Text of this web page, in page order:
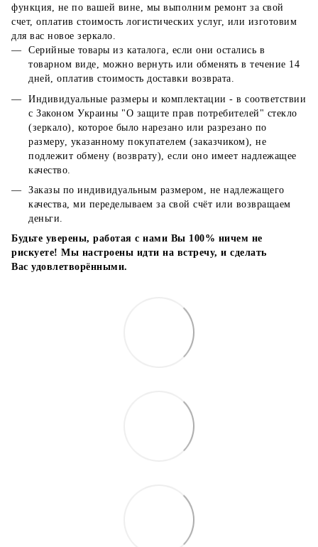
функция, не по вашей вине, мы выполним ремонт за свой
счет, оплатив стоимость логистических услуг, или изготовим
для вас новое зеркало.
Серийные товары из каталога, если они остались в
товарном виде, можно вернуть или обменять в течение 14
дней, оплатив стоимость доставки возврата.
Индивидуальные размеры и комплектации - в соответствии
с Законом Украины "О защите прав потребителей" стекло
(зеркало), которое было нарезано или разрезано по
размеру, указанному покупателем (заказчиком), не
подлежит обмену (возврату), если оно имеет надлежащее
качество.
Заказы по индивидуальным размером, не надлежащего
качества, ми переделываем за свой счёт или возвращаем
деньги.
Будьте уверены, работая с нами Вы 100% ничем не
рискуете! Мы настроены идти на встречу, и сделать
Вас удовлетворёнными.